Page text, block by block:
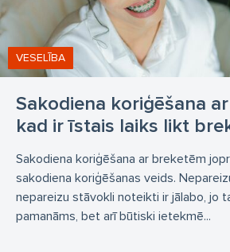
Sakodiena koriģēšana
kad ir īstais laiks likt
VESELĪBA
Sakodiena koriģēšana ar breketēm
sakodiena koriģēšanas veids.
nepareizu stāvokli noteikti ir jālabo, jo
pamanāms, bet arī būtiski ietekmē...